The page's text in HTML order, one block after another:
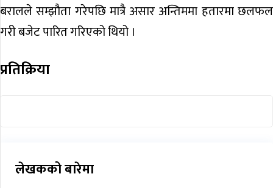
बरालले सम्झौता गरेपछि मात्रै असार अन्तिममा हतारमा छलफल
गरी बजेट पारित गरिएको थियो ।
प्रतिक्रिया
लेखकको बारेमा